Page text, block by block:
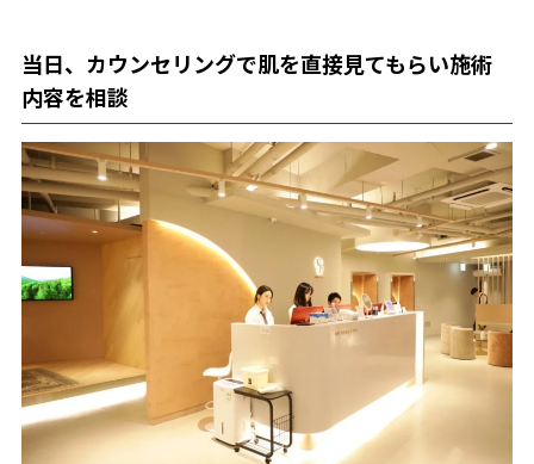
当日、カウンセリングで肌を直接見てもらい施術
内容を相談